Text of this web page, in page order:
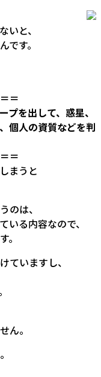
いと、
す。
＝
プを出して、惑星、
個人の資質などを判
＝
まうと
のは、
いる内容なので、
。
ていますし、
ん。